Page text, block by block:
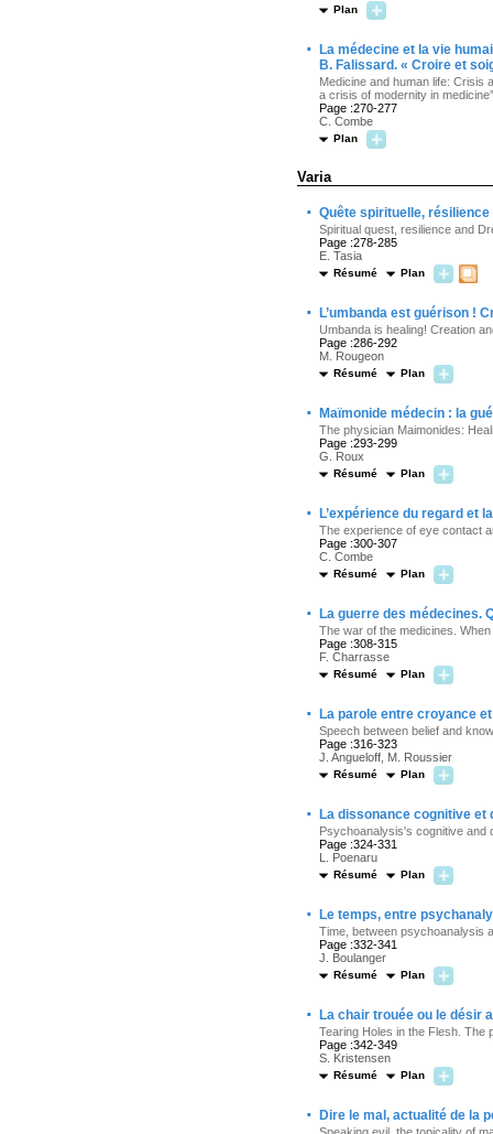
Plan
·
La médecine et la vie
B. Falissard. « Croire et
Medicine and human life: Crisis
a crisis of modernity in medicine”
Page :270-277
C. Combe
Plan
Varia
· Quête spirituelle,
Spiritual quest, resilience and
Page :278-285
E. Tasia
Résumé Plan
· L’umbanda est guérison !
Umbanda is healing! Creation
Page :286-292
M. Rougeon
Résumé Plan
· Maïmonide médecin : la
The physician Maimonides:
Page :293-299
G. Roux
Résumé Plan
· L’expérience du regard et
The experience of eye contact
Page :300-307
C. Combe
Résumé Plan
· La guerre des médecines.
The war of the medicines.
Page :308-315
F. Charrasse
Résumé Plan
· La parole entre croyance
Speech between belief and
Page :316-323
J. Angueloff, M. Roussier
Résumé Plan
· La dissonance cognitive
Psychoanalysis's cognitive and
Page :324-331
L. Poenaru
Résumé Plan
· Le temps, entre
Time, between psychoanalysis
Page :332-341
J. Boulanger
Résumé Plan
· La chair trouée ou le désir
Tearing Holes in the Flesh. The
Page :342-349
S. Kristensen
Résumé Plan
· Dire le mal, actualité de la